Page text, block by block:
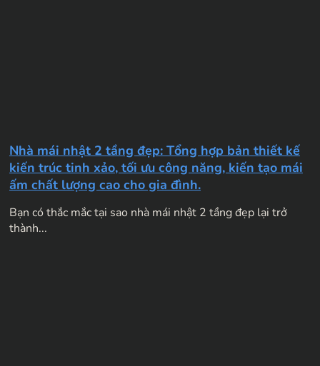
Nhà mái nhật 2 tầng đẹp: Tổng hợp bản thiết kế
kiến trúc tinh xảo, tối ưu công năng, kiến tạo mái
ấm chất lượng cao cho gia đình.
Bạn có thắc mắc tại sao nhà mái nhật 2 tầng đẹp lại trở
thành...